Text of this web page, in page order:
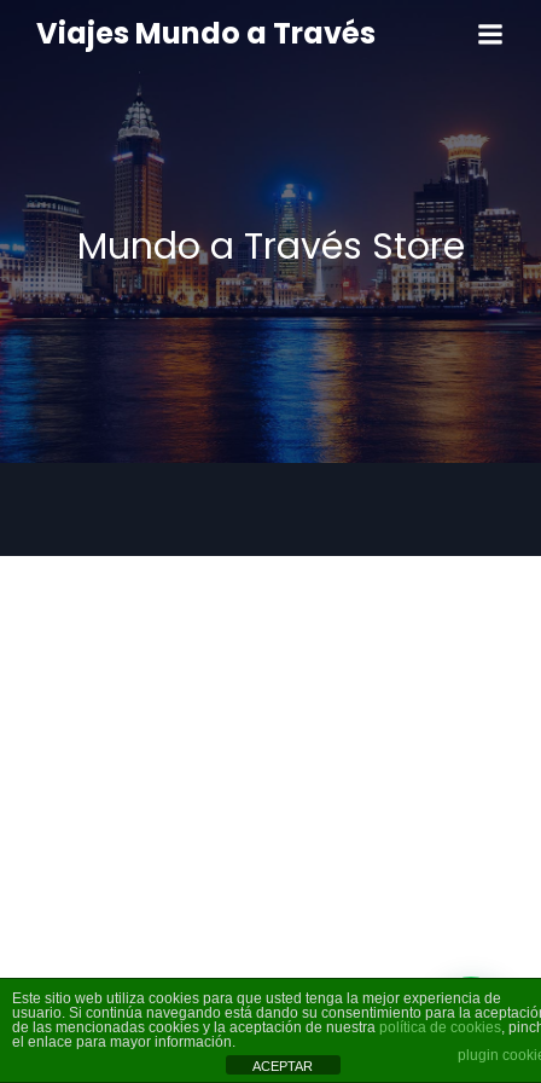
Viajes Mundo a Través
Mundo a Través Store
Este sitio web utiliza cookies para que usted tenga la mejor experiencia de
usuario. Si continúa navegando está dando su consentimiento para la
de las mencionadas cookies y la aceptación de nuestra política de cookies,
el enlace para mayor información.
plugin
ACEPTAR